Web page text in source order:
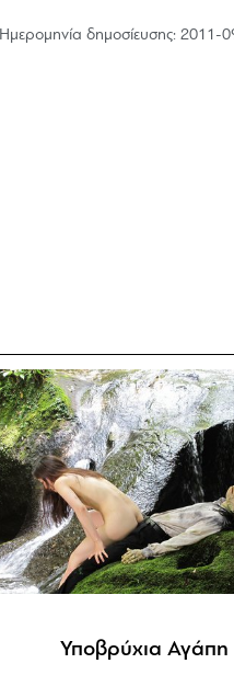
Hμερομηνία δημοσίευσης: 2011-
Υποβρύχια Αγάπη